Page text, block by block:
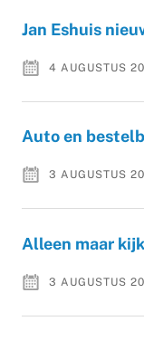
Jan Eshuis
4 AUGUSTUS
Auto en
3 AUGUSTUS
Alleen maar
3 AUGUSTUS